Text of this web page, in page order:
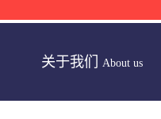
关于我们 About us